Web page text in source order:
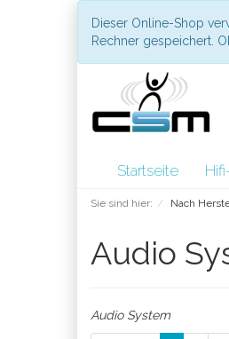
Dieser Online-Shop
Rechner gespeichert.
Startseite
Sie sind hier: Nach
Audio
Audio System